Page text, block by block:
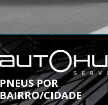
PNEUS POR
BAIRRO/CIDADE